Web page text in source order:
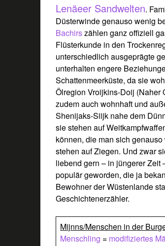
Lenäeer Sandwelten.
Düsterwinde genauso wenig
Bachirszählen ganz offiziell
Flüsterkunde in den
unterschiedlich ausgeprägte
unterhalten engere
Schattenmeerküste, da sie
Ölregion Vroijkins-Doij (Naher
zudem auch wohnhaft und
Shenijaks-Siijk nahe dem
sie stehen auf
können, die man sich
stehen auf Ziegen. Und zwar
liebend gern – in jüngerer Zeit
populär geworden, die ja
Bewohner der Wüstenlande
Geschichtenerzähler.
Mijnns/Menschen in der
Menschling = modifiziertes